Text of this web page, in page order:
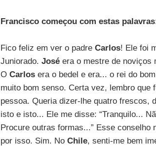
Francisco começou com estas
Fico feliz em ver o padre Carlos! Ele foi
Juniorado. Joséera o mestre de noviços
O Carlosera o bedel e era... o rei do
muito bom senso. Certa vez, lembro
pessoa. Queria dizer-lhe quatro frescos,
isto e isto... Ele me disse: “Tranquilo...
Procure outras formas...” Esse conselho
por isso. Sim. No Chile, senti-me bem